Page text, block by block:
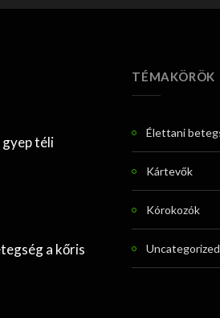
gyep téli
a kőris
TÉMAKÖRÖK
Élettani
Kártevők
Kórokozók
Uncategorized